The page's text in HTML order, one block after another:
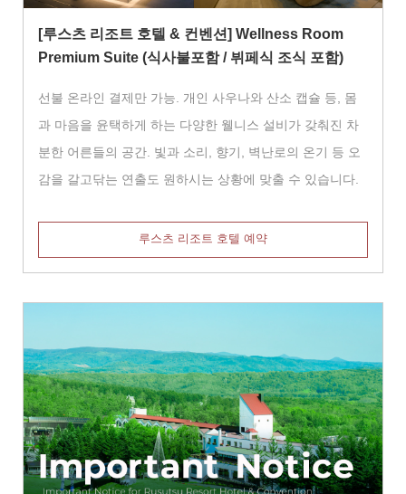
[루스츠 리조트 호텔 & 컨벤션] Wellness Room
Premium Suite (식사불포함 / 뷔페식 조식 포함)
선불 온라인 결제만 가능. 개인 사우나와 산소 캡슐 등, 몸
과 마음을 윤택하게 하는 다양한 웰니스 설비가 갖춰진 차
분한 어른들의 공간. 빛과 소리, 향기, 벽난로의 온기 등 오
감을 갈고닦는 연출도 원하시는 상황에 맞출 수 있습니다.
루스츠 리조트 호텔 예약